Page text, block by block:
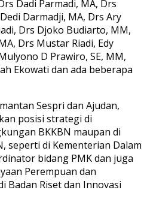
Dadi Parmadi, MA, Drs
Darmadji, MA, Drs Ary
Drs Djoko Budiarto, MM,
Drs Mustar Riadi, Edy
D Prawiro, SE, MM,
Ekowati dan ada beberapa
Sespri dan Ajudan,
posisi strategi di
BKKBN maupan di
seperti di Kementerian Dalam
bidang PMK dan juga
Perempuan dan
Badan Riset dan Innovasi